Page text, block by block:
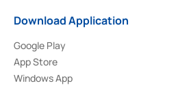
Download Application
Google Play
App Store
Windows App